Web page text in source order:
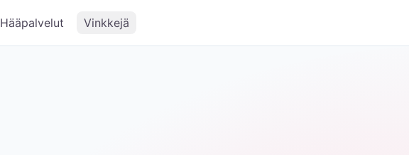
Hääpalvelut Vinkkejä